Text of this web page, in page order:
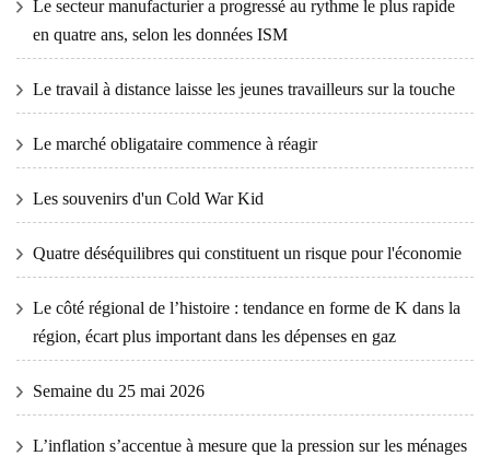
Le secteur manufacturier a progressé au rythme le plus rapide
en quatre ans, selon les données ISM
Le travail à distance laisse les jeunes travailleurs sur la touche
Le marché obligataire commence à réagir
Les souvenirs d'un Cold War Kid
Quatre déséquilibres qui constituent un risque pour l'économie
Le côté régional de l’histoire : tendance en forme de K dans la
région, écart plus important dans les dépenses en gaz
Semaine du 25 mai 2026
L’inflation s’accentue à mesure que la pression sur les ménages